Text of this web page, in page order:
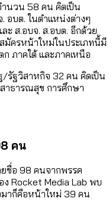
นวน 58 คน คิดเป็น
อบต. ในตำแหน่งต่างๆ
ะ ส.อบจ. ส.อบต. อีกด้วย
ครหน้าใหม่ในประเภทนี้มี
ภาคใต้ และภาคเหนือ
รัฐวิสาหกิจ 32 คน คิดเป็น
าธารณสุข การศึกษา
คน
ชื่อ 98 คนจากพรรค
ง Rocket Media Lab พบ
มาก็คือหน้าใหม่ 39 คน